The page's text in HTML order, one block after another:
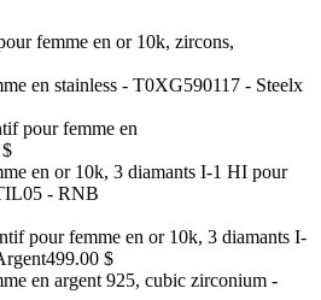
femme en or 10k, zircons,
pour femme en
pour femme en or 10k, 3 diamants I-
499.00 $